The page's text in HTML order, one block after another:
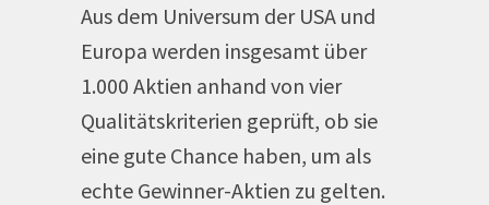
Aus dem Universum der USA und
Europa werden insgesamt über
1.000 Aktien anhand von vier
Qualitätskriterien geprüft, ob sie
eine gute Chance haben, um als
echte Gewinner-Aktien zu gelten.